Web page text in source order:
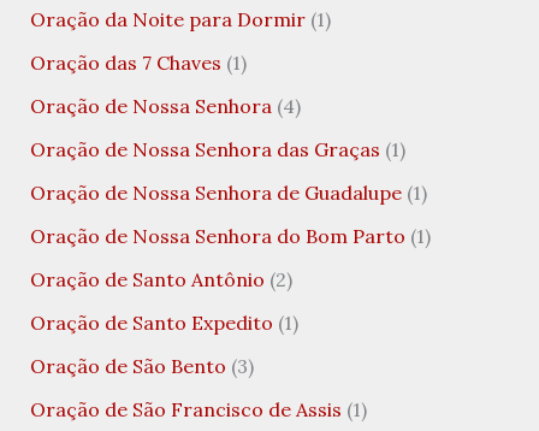
Oração da Noite para Dormir(1)
Oração das 7 Chaves (1)
Oração de Nossa Senhora(4)
Oração de Nossa Senhora das Graças (1)
Oração de Nossa Senhora de Guadalupe(1)
Oração de Nossa Senhora do Bom Parto (1)
Oração de Santo Antônio (2)
Oração de Santo Expedito (1)
Oração de São Bento (3)
Oração de São Francisco de Assis (1)